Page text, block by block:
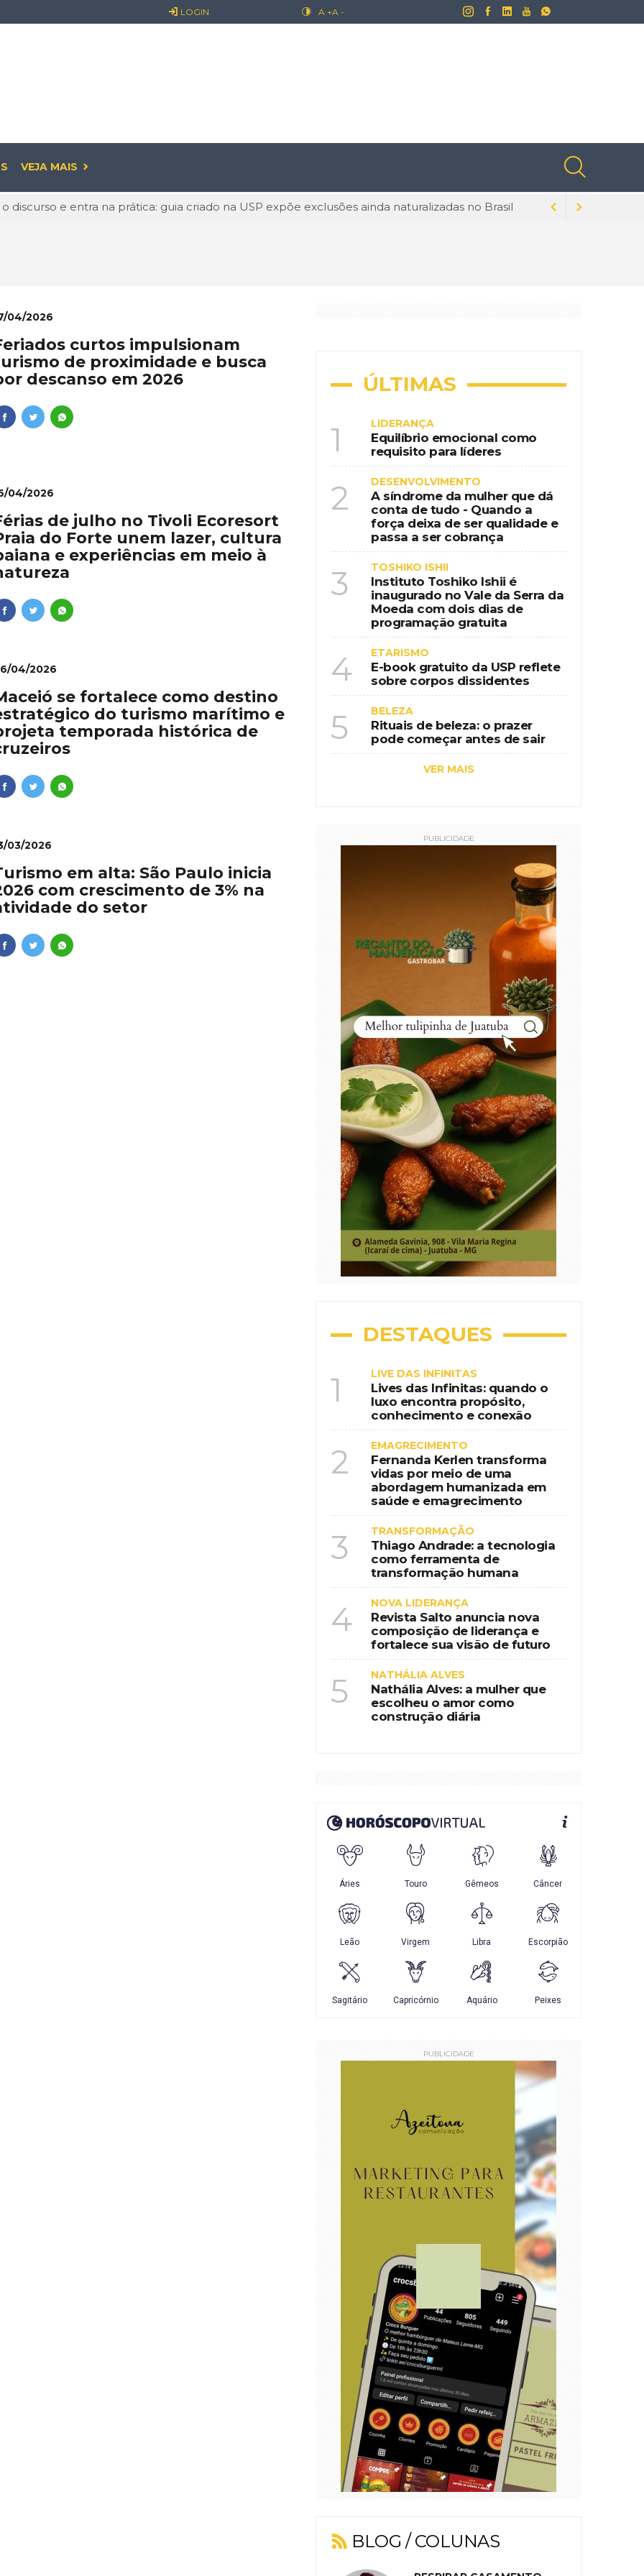
LOGIN A +A -
VEJA MAIS
discurso e entra na prática: guia criado na USP expõe exclusões ainda naturalizadas no Brasil
que conquista o mundo e abre novas oportunidades na tecnologia
dominar vídeos pelo celular se torna diferencial profissional na era da educação digital
à experiência: restaurante em Curitiba transforma inspiração country em destino de
como requisito para líderes
é inaugurado no Vale da Serra da Moeda com dois dias de programação gratuita
04/2026
curtos impulsionam
de proximidade e busca
descanso em 2026
04/2026
de julho no Tivoli Ecoresort
do Forte unem lazer, cultura
e experiências em meio à
04/2026
se fortalece como destino
do turismo marítimo e
temporada histórica de
03/2026
em alta: São Paulo inicia
com crescimento de 3% na
do setor
ÚLTIMAS
1 LIDERANÇA
Equilíbrio emocional como
requisito para líderes
2 DESENVOLVIMENTO
A síndrome da mulher que dá
conta de tudo - Quando a
força deixa de ser qualidade e
passa a ser cobrança
3 TOSHIKO ISHII
Instituto Toshiko Ishii é
inaugurado no Vale da Serra da
Moeda com dois dias de
programação gratuita
4 ETARISMO
E-book gratuito da USP reflete
sobre corpos dissidentes
5 BELEZA
Rituais de beleza: o prazer
pode começar antes de sair
VER MAIS
PUBLICIDADE
DESTAQUES
1 LIVE DAS INFINITAS
Lives das Infinitas: quando o
luxo encontra propósito,
conhecimento e conexão
2 EMAGRECIMENTO
Fernanda Kerlen transforma
vidas por meio de uma
abordagem humanizada em
saúde e emagrecimento
3 TRANSFORMAÇÃO
Thiago Andrade: a tecnologia
como ferramenta de
transformação humana
4 NOVA LIDERANÇA
Revista Salto anuncia nova
composição de liderança e
fortalece sua visão de futuro
5 NATHÁLIA ALVES
Nathália Alves: a mulher que
escolheu o amor como
construção diária
PUBLICIDADE
BLOG / COLUNAS